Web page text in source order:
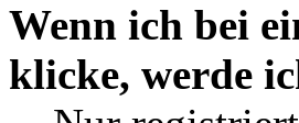
Wenn ich bei
klicke, werde